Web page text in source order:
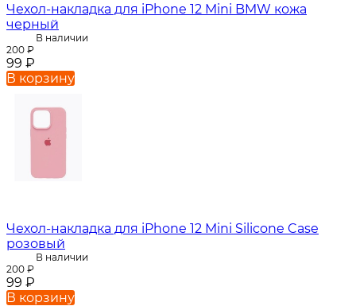
Чехол-накладка для iPhone 12 Mini BMW кожа
черный
В наличии
200 ₽
99 ₽
В корзину
Чехол-накладка для iPhone 12 Mini Silicone Case
розовый
В наличии
200 ₽
99 ₽
В корзину